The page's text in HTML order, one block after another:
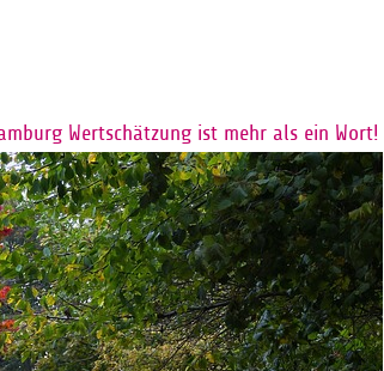
Wertschätzung ist mehr als ein Wort!